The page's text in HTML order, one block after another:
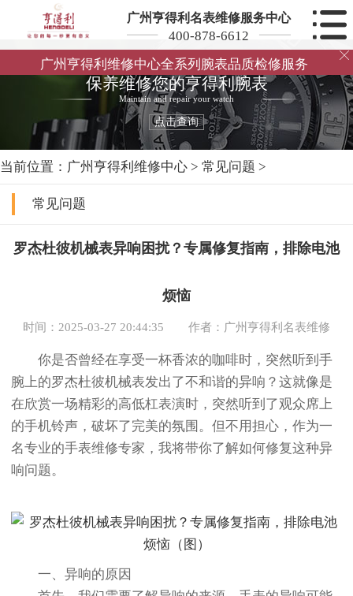
广州亨得利名表维修服务中心
400-878-6612
广州亨得利维修中心全系列腕表品质检修服务

保养维修您的亨得利腕表
Maintain and repair your watch
点击查询
当前位置： 广州亨得利维修中心 > 常见问题 >
常见问题
罗杰杜彼机械表异响困扰？专属修复指南，排除电池
烦恼
时间：2025-03-27 20:44:35 作者：广州亨得利名表维修
你是否曾经在享受一杯香浓的咖啡时，突然听到手
腕上的罗杰杜彼机械表发出了不和谐的异响？这就像是
在欣赏一场精彩的高低杠表演时，突然听到了观众席上
的手机铃声，破坏了完美的氛围。但不用担心，作为一
名专业的手表维修专家，我将带你了解如何修复这种异
响问题。
一、异响的原因